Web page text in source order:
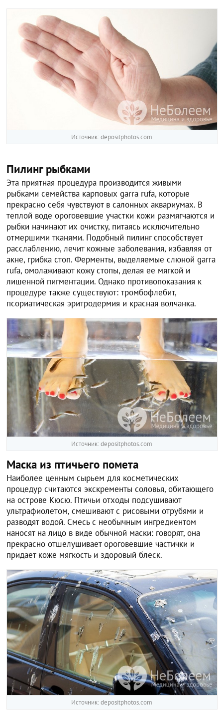
Источник: depositphotos.com
Пилинг рыбками
Эта приятная процедура производится живыми
рыбками семейства карповых garra rufa, которые
прекрасно себя чувствуют в салонных аквариумах. В
теплой воде ороговевшие участки кожи размягчаются и
рыбки начинают их очистку, питаясь исключительно
отмершими тканями. Подобный пилинг способствует
расслаблению, лечит кожные заболевания, избавляя от
акне, грибка стоп. Ферменты, выделяемые слюной garra
rufa, омолаживают кожу стопы, делая ее мягкой и
лишенной пигментации. Однако противопоказания к
процедуре также существуют: тромбофлебит,
псориатическая эритродермия и красная волчанка.
Источник: depositphotos.com
Маска из птичьего помета
Наиболее ценным сырьем для косметических
процедур считаются экскременты соловья, обитающего
на острове Кюсю. Птичьи отходы подсушивают
ультрафиолетом, смешивают с рисовыми отрубями и
разводят водой. Смесь с необычным ингредиентом
наносят на лицо в виде обычной маски: говорят, она
прекрасно отшелушивает ороговевшие частички и
придает коже мягкость и здоровый блеск.
Источник: depositphotos.com